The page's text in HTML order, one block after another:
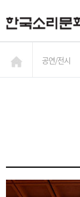
공연/전시